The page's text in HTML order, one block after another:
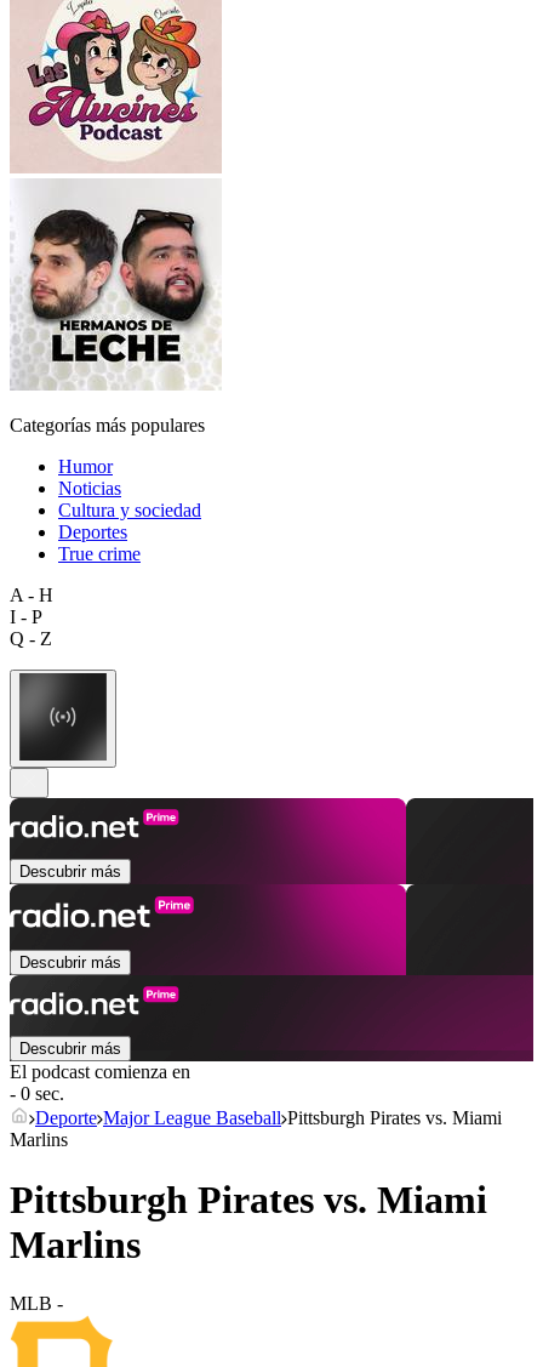
Categorías más populares
Humor
Noticias
Cultura y sociedad
Deportes
True crime
A - H
I - P
Q - Z
Descubrir más
Descubrir más
Descubrir más
El podcast comienza en
- 0 sec.
Deporte Major League Baseball Pittsburgh Pirates vs. Miami
Marlins
Pittsburgh Pirates vs. Miami
Marlins
MLB -